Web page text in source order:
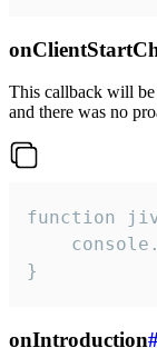
This callback will be
and there was no
function
}
onIntroduction